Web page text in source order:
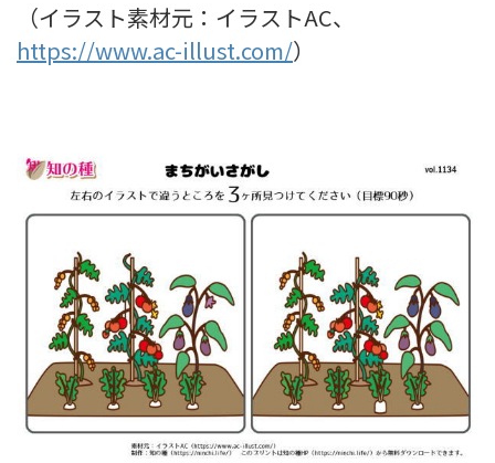
（イラスト素材元：イラストAC、
https://www.ac-illust.com/）